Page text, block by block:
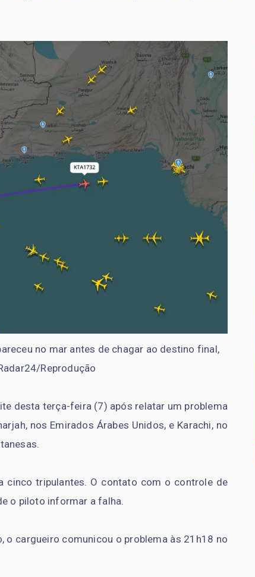
no mar antes de chagar ao destino final,
Reprodução
desta terça-feira (7) após relatar um problema
nos Emirados Árabes Unidos, e Karachi, no
cinco tripulantes. O contato com o controle de
o piloto informar a falha.
o cargueiro comunicou o problema às 21h18 no